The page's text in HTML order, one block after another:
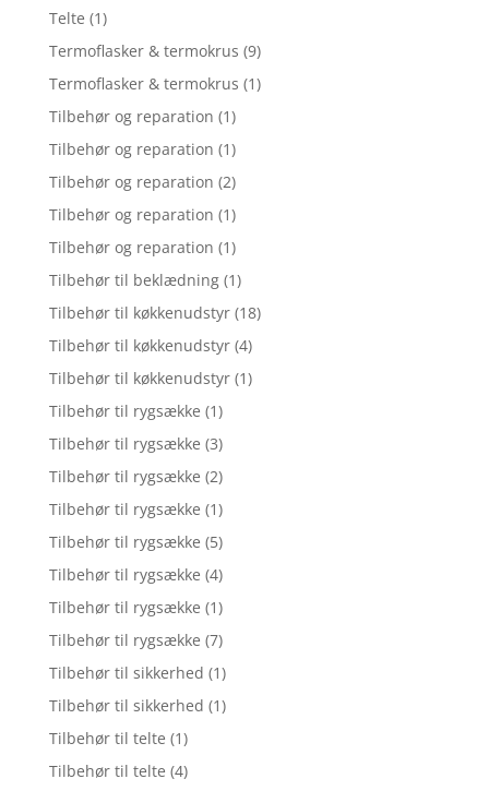
Telte (1)
Termoflasker & termokrus (9)
Termoflasker & termokrus (1)
Tilbehør og reparation (1)
Tilbehør og reparation (1)
Tilbehør og reparation (2)
Tilbehør og reparation (1)
Tilbehør og reparation (1)
Tilbehør til beklædning (1)
Tilbehør til køkkenudstyr (18)
Tilbehør til køkkenudstyr (4)
Tilbehør til køkkenudstyr (1)
Tilbehør til rygsække (1)
Tilbehør til rygsække (3)
Tilbehør til rygsække (2)
Tilbehør til rygsække (1)
Tilbehør til rygsække (5)
Tilbehør til rygsække (4)
Tilbehør til rygsække (1)
Tilbehør til rygsække (7)
Tilbehør til sikkerhed (1)
Tilbehør til sikkerhed (1)
Tilbehør til telte (1)
Tilbehør til telte (4)